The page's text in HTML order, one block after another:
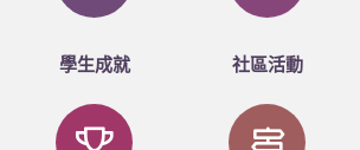
學生成就 社區活動